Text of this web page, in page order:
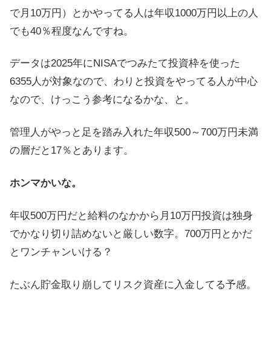
で月10万円）とかやってる人は年収1000万円以上の人
でも40％程度なんですね。
データは2025年にNISAでつみたて投資枠を使った
6355人が対象なので、わりと投資をやってる人が中心
なので、けっこう参考になるかな、と。
管理人がやっと足を踏み入れた年収500～700万円未満
の層だと17％とあります。
ホンマかいな。
年収500万円だと給料のなかから月10万円投資は独身
でかなり切り詰めないと厳しい数字。700万円とかだ
とワンチャンいける？
たぶん貯金取り崩してリスク資産に入金してる予感。